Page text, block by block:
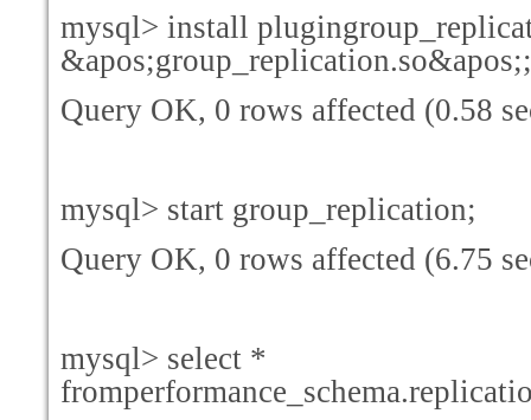
mysql> install
&apos;group_replication.so&apos;;
Query OK, 0 rows affected (0.58
mysql> start group_replication;
Query OK, 0 rows affected (6.75
mysql> select *